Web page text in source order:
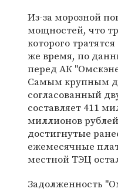
Из-за морозной
мощностей, что
которого
же время, по
перед АК
Самым крупным
согласованный
составляет 411
миллионов
достигнутые
ежемесячные
местной ТЭЦ
Задолженность